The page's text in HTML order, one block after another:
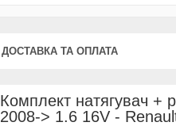
ДОСТАВКА ТА ОПЛАТА
Комплект натягувач +
2008-> 1.6 16V -